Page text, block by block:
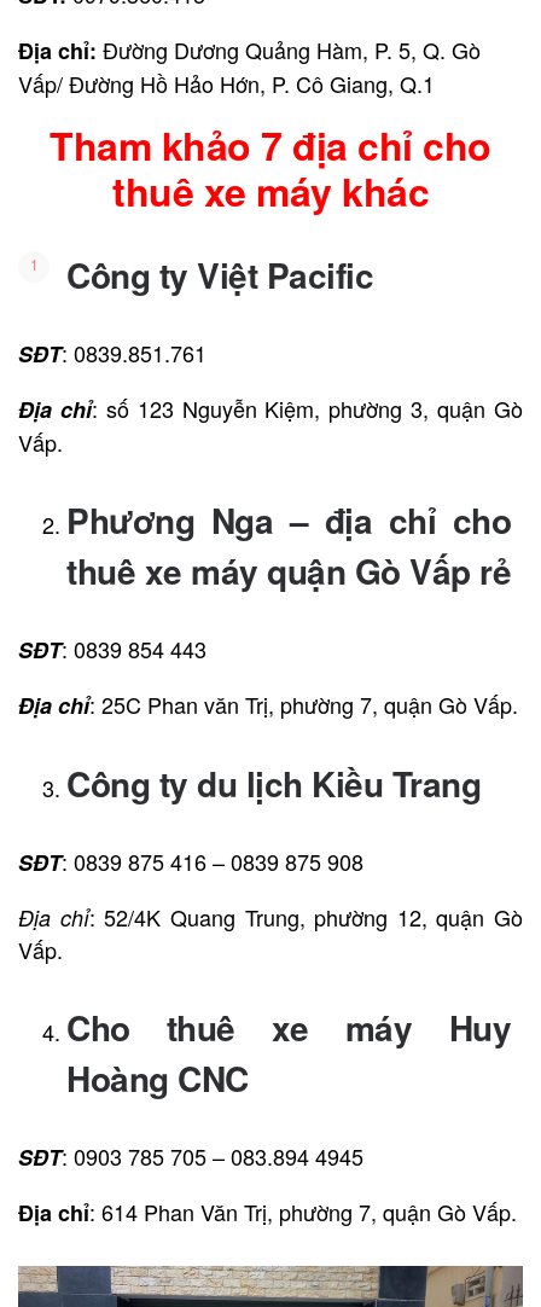
Địa chỉ: Đường Dương Quảng Hàm, P. 5, Q. Gò
Vấp/ Đường Hồ Hảo Hớn, P. Cô Giang, Q.1
Tham khảo 7 địa chỉ cho
thuê xe máy khác
Công ty Việt Pacific
SĐT: 0839.851.761
Địa chỉ: số 123 Nguyễn Kiệm, phường 3, quận Gò
Vấp.
Phương Nga – địa chỉ cho
thuê xe máy quận Gò Vấp rẻ
SĐT: 0839 854 443
Địa chỉ: 25C Phan văn Trị, phường 7, quận Gò Vấp.
Công ty du lịch Kiều Trang
SĐT: 0839 875 416 – 0839 875 908
Địa chỉ: 52/4K Quang Trung, phường 12, quận Gò
Vấp.
Cho thuê xe máy Huy
Hoàng CNC
SĐT: 0903 785 705 – 083.894 4945
Địa chỉ: 614 Phan Văn Trị, phường 7, quận Gò Vấp.